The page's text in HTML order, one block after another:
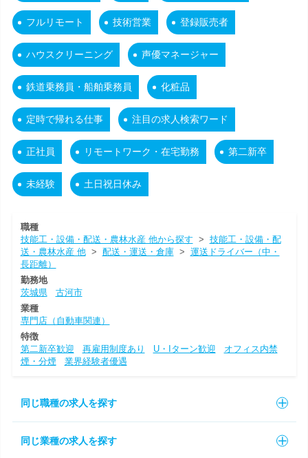
フルリモート 技術営業 登録販売者
ハウスクリーニング 声優マネージャー
鉄道乗務員・船舶乗務員 化粧品
定時で帰れる仕事 注目の求人検索ワード
正社員 リモートワーク・在宅勤務 第二新卒
未経験 土日祝日休み
職種
技能工・設備・配送・農林水産 他から探す > 技能工・設備・配
送・農林水産 他> 配送・運送・倉庫> 運送ドライバー（中・
長距離）
勤務地
茨城県
古河市
業種
専門店（自動車関連）
特徴
第二新卒歓迎
再雇用制度あり U・Iターン歓迎
オフィス内禁
煙・分煙
業界経験者優遇
同じ職種の求人を探す
同じ業種の求人を探す